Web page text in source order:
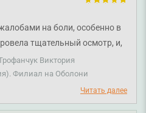
на боли, особенно в
тщательный осмотр, и,
назначила лечение,
Благодарна врачу за
Виктория
Филиал на Оболони
Читать далее